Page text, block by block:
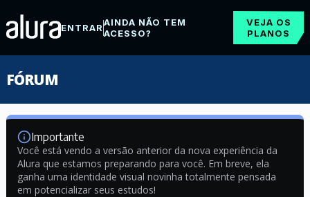
ENTRARAINDA NÃO TEM
ACESSO?
VEJA OS
PLANOS
FÓRUM
Importante
Você está vendo a versão anterior da nova experiência da
Alura que estamos preparando para você. Em breve, ela
ganha uma identidade visual novinha totalmente pensada
em potencializar seus estudos!